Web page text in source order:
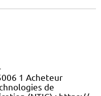
1 Acheteur
de